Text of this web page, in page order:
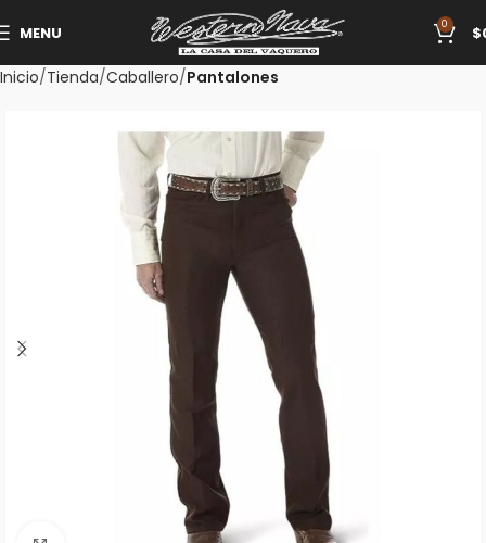
MENU 0 $
Inicio Tienda Caballero Pantalones